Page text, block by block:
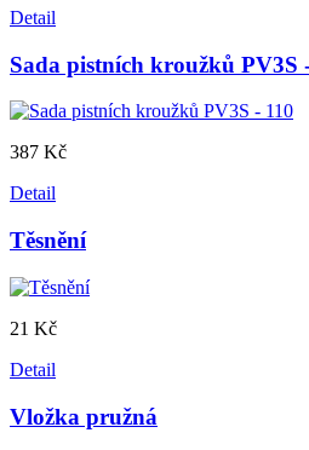
Detail
Sada pistních kroužků PV3S
387 Kč
Detail
Těsnění
21 Kč
Detail
Vložka pružná